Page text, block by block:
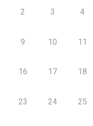
2 3 4
9 10 11
16 17 18
23 24 25